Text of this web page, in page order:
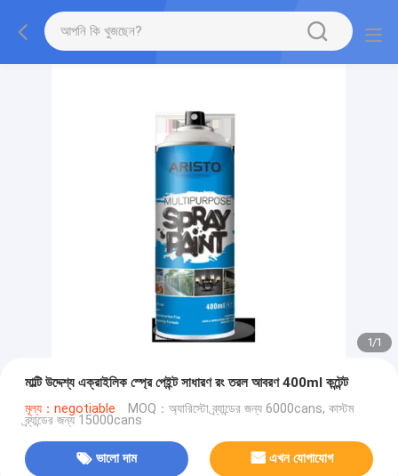
1/1
মাল্টি উদ্দেশ্য এক্রাইলিক স্প্রে পেইন্ট সাধারণ রং তরল আবরণ 400ml কন্টেন্ট
মূল্য：negotiable MOQ：অ্যারিস্টো ব্র্যান্ডের জন্য 6000cans, কাস্টম
ব্র্যান্ডের জন্য 15000cans
ভালো দাম এখন যোগাযোগ